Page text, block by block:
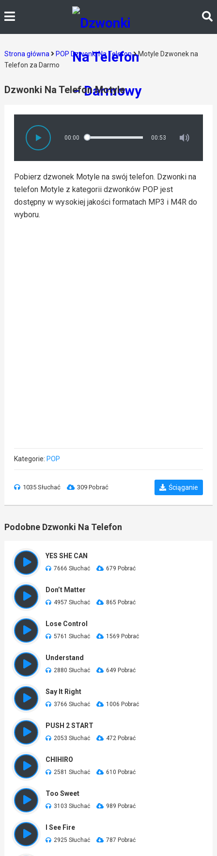
Strona główna POP Dzwonki Na Telefon
Motyle Dzwonek na
Telefon za Darmo
Dzwonki Na Telefon Motyle
00:00 00:53
Pobierz dzwonek Motyle na swój telefon. Dzwonki na
telefon Motyle z kategorii dzwonków POP jest
dostępny w wysokiej jakości formatach MP3 i M4R do
wyboru.
Kategorie: POP
1035 Słuchać 309 Pobrać Ściąganie
Podobne Dzwonki Na Telefon
YES SHE CAN
7666 Słuchać 679 Pobrać
Don’t Matter
4957 Słuchać 865 Pobrać
Lose Control
5761 Słuchać 1569 Pobrać
Understand
2880 Słuchać 649 Pobrać
Say It Right
3766 Słuchać 1006 Pobrać
PUSH 2 START
2053 Słuchać 472 Pobrać
CHIHIRO
2581 Słuchać 610 Pobrać
Too Sweet
3103 Słuchać 989 Pobrać
I See Fire
2925 Słuchać 787 Pobrać